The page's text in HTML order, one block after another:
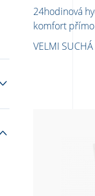
24hodinová
komfort
VELMI